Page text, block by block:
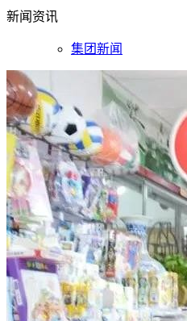
新闻 资讯
集团新闻